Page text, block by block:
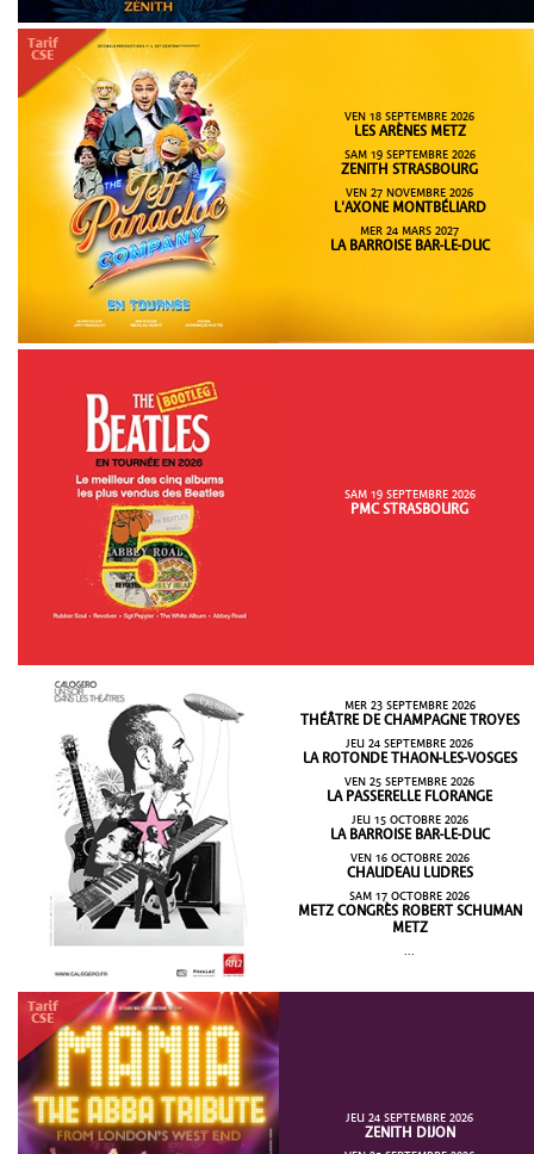
VEN 18 SEPTEMBRE 2026
LES ARÈNES METZ
SAM 19 SEPTEMBRE 2026
ZENITH STRASBOURG
VEN 27 NOVEMBRE 2026
L'AXONE MONTBÉLIARD
MER 24 MARS 2027
LA BARROISE BAR-LE-DUC
SAM 19 SEPTEMBRE 2026
PMC STRASBOURG
MER 23 SEPTEMBRE 2026
THÉÂTRE DE CHAMPAGNE TROYES
JEU 24 SEPTEMBRE 2026
LA ROTONDE THAON-LES-VOSGES
VEN 25 SEPTEMBRE 2026
LA PASSERELLE FLORANGE
JEU 15 OCTOBRE 2026
LA BARROISE BAR-LE-DUC
VEN 16 OCTOBRE 2026
CHAUDEAU LUDRES
SAM 17 OCTOBRE 2026
METZ CONGRÈS ROBERT SCHUMAN
METZ
JEU 24 SEPTEMBRE 2026
ZENITH DIJON